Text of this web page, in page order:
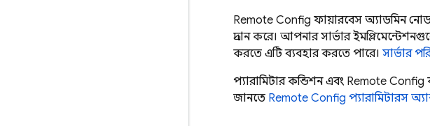
Remote Config ফায়ারবেস অ্যাডমিন
প্রদান করে। আপনার সার্ভার
করতে এটি ব্যবহার করতে পারে। সার্ভার
প্যারামিটার, কন্ডিশন এবং Remote Config
জানতে, Remote Config প্যারামিটারস